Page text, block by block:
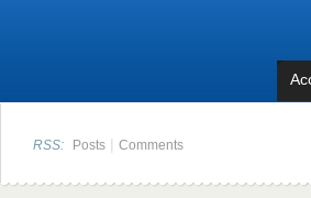
RSS: Posts | Comments